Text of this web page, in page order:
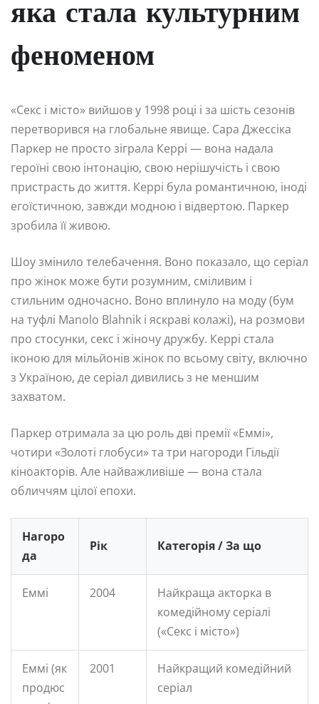
яка стала культурним
феноменом
«Секс і місто» вийшов у 1998 році і за шість сезонів
перетворився на глобальне явище. Сара Джессіка
Паркер не просто зіграла Керрі — вона надала
героїні свою інтонацію, свою нерішучість і свою
пристрасть до життя. Керрі була романтичною, іноді
егоїстичною, завжди модною і відвертою. Паркер
зробила її живою.
Шоу змінило телебачення. Воно показало, що серіал
про жінок може бути розумним, сміливим і
стильним одночасно. Воно вплинуло на моду (бум
на туфлі Manolo Blahnik і яскраві колажі), на розмови
про стосунки, секс і жіночу дружбу. Керрі стала
іконою для мільйонів жінок по всьому світу, включно
з Україною, де серіал дивились з не меншим
захватом.
Паркер отримала за цю роль дві премії «Еммі»,
чотири «Золоті глобуси» та три нагороди Гільдії
кіноакторів. Але найважливіше — вона стала
обличчям цілої епохи.
Нагоро
да
Рік Категорія / За що
Еммі 2004
Найкраща акторка в
комедійному серіалі
(«Секс і місто»)
Еммі (як
продюс
2001
Найкращий комедійний
серіал